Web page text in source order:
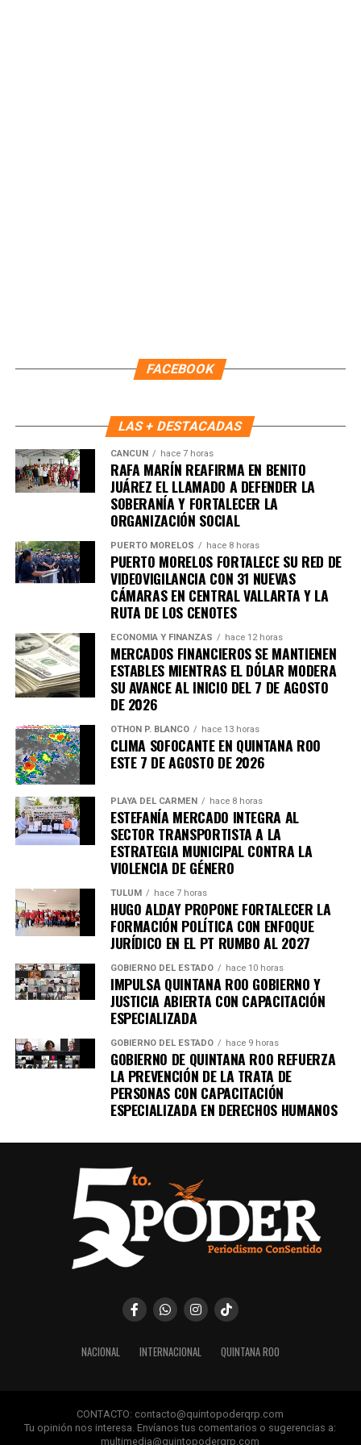
Recibe las noticias al instante
Únete al canal oficial de WhatsApp de
Quinto Podery recibe las noticias más
importantes de Quintana Roo directamente
Unirme al canal de WhatsApp
FACEBOOK
LAS + DESTACADAS
CANCÚN hace 7 horas
RAFA MARÍN REAFIRMA EN BENITO
JUÁREZ EL LLAMADO A DEFENDER LA
SOBERANÍA Y FORTALECER LA
ORGANIZACIÓN SOCIAL
PUERTO MORELOS hace 8 horas
PUERTO MORELOS FORTALECE SU RED DE
VIDEOVIGILANCIA CON 31 NUEVAS
CÁMARAS EN CENTRAL VALLARTA Y LA
RUTA DE LOS CENOTES
ECONOMÍA Y FINANZAS hace 12 horas
MERCADOS FINANCIEROS SE MANTIENEN
ESTABLES MIENTRAS EL DÓLAR MODERA
SU AVANCE AL INICIO DEL 7 DE AGOSTO
DE 2026
OTHON P. BLANCO hace 13 horas
CLIMA SOFOCANTE EN QUINTANA ROO
ESTE 7 DE AGOSTO DE 2026
PLAYA DEL CARMEN hace 8 horas
ESTEFANÍA MERCADO INTEGRA AL
SECTOR TRANSPORTISTA A LA
ESTRATEGIA MUNICIPAL CONTRA LA
VIOLENCIA DE GÉNERO
TULUM hace 7 horas
HUGO ALDAY PROPONE FORTALECER LA
FORMACIÓN POLÍTICA CON ENFOQUE
JURÍDICO EN EL PT RUMBO AL 2027
GOBIERNO DEL ESTADO hace 10 horas
IMPULSA QUINTANA ROO GOBIERNO Y
JUSTICIA ABIERTA CON CAPACITACIÓN
ESPECIALIZADA
GOBIERNO DEL ESTADO hace 9 horas
GOBIERNO DE QUINTANA ROO REFUERZA
LA PREVENCIÓN DE LA TRATA DE
PERSONAS CON CAPACITACIÓN
ESPECIALIZADA EN DERECHOS HUMANOS
NACIONAL INTERNACIONAL QUINTANA ROO
CONTACTO: contacto@quintopoderqrp.com
Tu opinión nos interesa. Envíanos tus comentarios o sugerencias a:
multimedia@quintopoderqrp.com